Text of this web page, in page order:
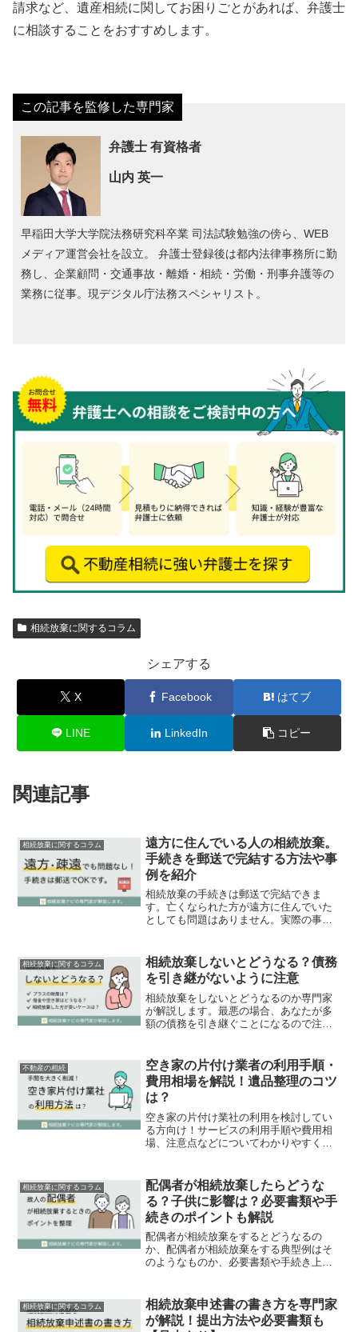
請求など、遺産相続に関してお困りごとがあれば、弁護士
に相談することをおすすめします。
弁護士 有資格者
山内 英一
早稲田大学大学院法務研究科卒業 司法試験勉強の傍ら、WEB
メディア運営会社を設立。 弁護士登録後は都内法律事務所に勤
務し、企業顧問・交通事故・離婚・相続・労働・刑事弁護等の
業務に従事。現デジタル庁法務スペシャリスト。
相続放棄に関するコラム
シェアする
X Facebook はてブ
LINE LinkedIn コピー
関連記事
相続放棄に関するコラム
遠方に住んでいる人の相続放棄。
手続きを郵送で完結する方法や事
例を紹介
相続放棄の手続きは郵送で完結できま
す。亡くなられた方が遠方に住んでいた
としても問題はありません。実際の事例
相続放棄に関するコラム
相続放棄しないとどうなる？債務
を引き継がないように注意
相続放棄をしないとどうなるのか専門家
が解説します。最悪の場合、あなたが多
額の債務を引き継ぐことになるので注意
不動産の相続
空き家の片付け業者の利用手順・
費用相場を解説！遺品整理のコツ
は？
空き家の片付け業社の利用を検討してい
る方向け！サービスの利用手順や費用相
場、注意点などについてわかりやすく解
う！
相続放棄に関するコラム
配偶者が相続放棄したらどうな
る？子供に影響は？必要書類や手
続きのポイントも解説
配偶者が相続放棄をするとどうなるの
か、配偶者が相続放棄をする典型例はそ
のようなものか、必要書類や手続き上の
相続放棄に関するコラム
相続放棄申述書の書き方を専門家
が解説！提出方法や必要書類も